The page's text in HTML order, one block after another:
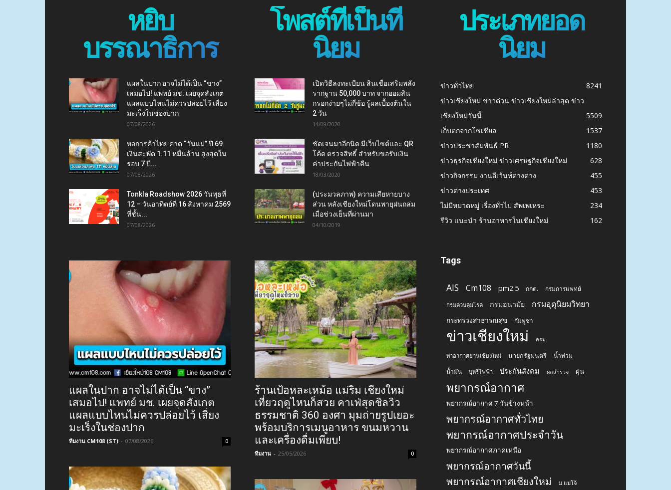
หยิบ
บรรณาธิการ
แผลในปาก อาจไม่ได้เป็น “ขาง”
เสมอไป! แพทย์ มช. เผยจุดสังเกต
แผลแบบไหนไม่ควรปล่อยไว้ เสี่ยง
มะเร็งในช่องปาก
07/08/2026
หอการค้าไทย คาด “วันแม่” ปี 69
เงินสะพัด 1.11 หมื่นล้าน สูงสุดใน
รอบ 7 ปี...
07/08/2026
Tonkla Roadshow 2026 วันพุธที่
12 – วันอาทิตย์ที่ 16 สิงหาคม 2569
ที่ชั้น...
07/08/2026
แผลในปาก อาจไม่ได้เป็น “ขาง”
เสมอไป! แพทย์ มช. เผยจุดสังเกต
แผลแบบไหนไม่ควรปล่อยไว้ เสี่ยง
มะเร็งในช่องปาก
ทีมงาน CM108 (ST) - 07/08/2026 0
โพสต์ที่เป็นที่
นิยม
เปิดวิธีลงทะเบียน สินเชื่อเสริมพลัง
รากฐาน 50,000 บาท จากออมสิน
กรอกง่ายๆไม่กี่ข้อ รู้ผลเบื้องต้นใน
2 วัน
14/09/2020
ชัดเจนมาอีกนิด มีเว็บไซต์และ QR
โค้ด ตรวจสิทธิ์ สำหรับขอรับเงิน
ค่าประกันไฟฟ้าคืน
18/03/2020
(ประมวลภาพ) ความเสียหายบาง
ส่วน หลังเชียงใหม่โดนพายุฝนถล่ม
เมื่อช่วงเย็นที่ผ่านมา
04/10/2019
ร้านเป้อหละเหม้อ แม่ริม เชียงใหม่
เที่ยวฤดูไหนก็สวย คาเฟ่สุดชิลวิว
ธรรมชาติ 360 องศา มุมถ่ายรูปเยอะ
พร้อมบริการเมนูอาหาร ขนมหวาน
และเครื่องดื่มเพียบ!
ทีมงาน - 25/05/2026 0
ประเภทยอด
นิยม
ข่าวทั่วไทย
8241
ข่าวเชียงใหม่ ข่าวด่วน ข่าวเชียงใหม่ล่าสุด ข่าว
เชียงใหม่วันนี้
5509
เก็บตกจากโซเชียล
1537
ข่าวประชาสัมพันธ์ PR
1180
ข่าวธุรกิจเชียงใหม่ ข่าวเศรษฐกิจเชียงใหม่
628
ข่าวกิจกรรม งานอีเว้นท์ต่างต่าง
455
ข่าวต่างประเทศ
453
ไม่มีหมวดหมู่ เรื่องทั่วไป สัพเพเหระ
234
รีวิว แนะนำ ร้านอาหารในเชียงใหม่
162
Tags
AIS Cm108 pm2.5 กกต. กรมการแพทย์
กรมควบคุมโรค กรมอนามัย กรมอุตุนิยมวิทยา
กระทรวงสาธารณสุข กัมพูชา
ข่าวเชียงใหม่ ครม.
ท่าอากาศยานเชียงใหม่ นายกรัฐมนตรี น้ำท่วม
น้ำมัน บุหรี่ไฟฟ้า ประกันสังคม ผลสำรวจ ฝุ่น
พยากรณ์อากาศ
พยากรณ์อากาศ 7 วันข้างหน้า
พยากรณ์อากาศทั่วไทย
พยากรณ์อากาศประจำวัน
พยากรณ์อากาศภาคเหนือ
พยากรณ์อากาศวันนี้
พยากรณ์อากาศเชียงใหม่
ม.แม่โจ้